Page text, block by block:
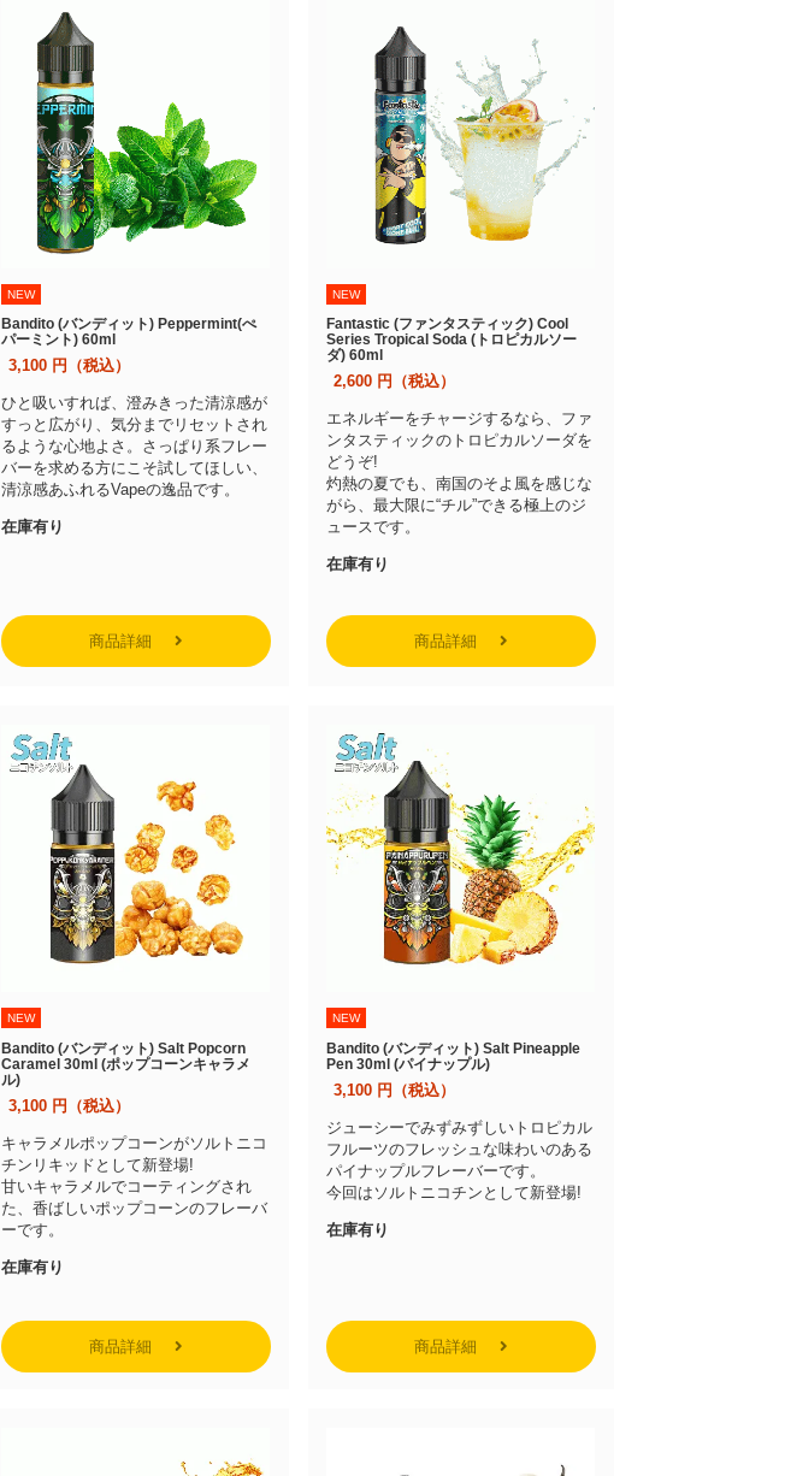
NEW
Bandito (バンディット) Peppermint(ぺ
パーミント) 60ml
3,100 円（税込）
ひと吸いすれば、澄みきった清涼感が
すっと広がり、気分までリセットされ
るような心地よさ。さっぱり系フレー
バーを求める方にこそ試してほしい、
清涼感あふれるVapeの逸品です。
在庫有り
商品詳細
NEW
Fantastic (ファンタスティック) Cool
Series Tropical Soda (トロピカルソー
ダ) 60ml
2,600 円（税込）
エネルギーをチャージするなら、ファ
ンタスティックのトロピカルソーダを
どうぞ!
灼熱の夏でも、南国のそよ風を感じな
がら、最大限に“チル”できる極上のジ
ュースです。
在庫有り
商品詳細
NEW
Bandito (バンディット) Salt Popcorn
Caramel 30ml (ポップコーンキャラメ
ル)
3,100 円（税込）
キャラメルポップコーンがソルトニコ
チンリキッドとして新登場!
甘いキャラメルでコーティングされ
た、香ばしいポップコーンのフレーバ
ーです。
在庫有り
商品詳細
NEW
Bandito (バンディット) Salt Pineapple
Pen 30ml (パイナップル)
3,100 円（税込）
ジューシーでみずみずしいトロピカル
フルーツのフレッシュな味わいのある
パイナップルフレーバーです。
今回はソルトニコチンとして新登場!
在庫有り
商品詳細